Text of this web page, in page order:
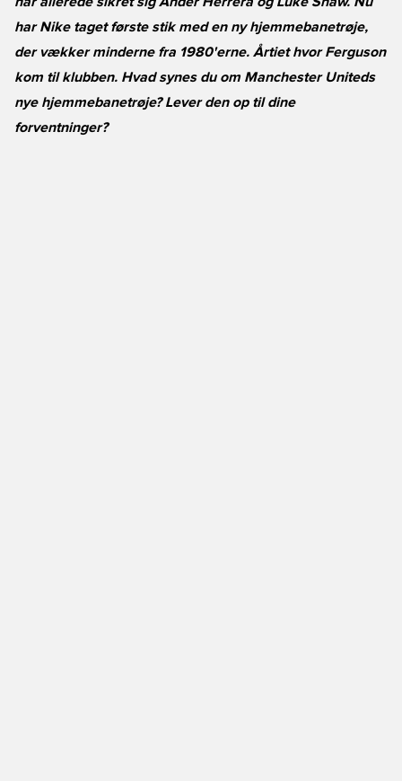
har Nike taget første stik med en ny hjemmebanetrøje,
der vækker minderne fra 1980'erne. Årtiet hvor Ferguson
kom til klubben. Hvad synes du om Manchester Uniteds
nye hjemmebanetrøje? Lever den op til dine
forventninger?